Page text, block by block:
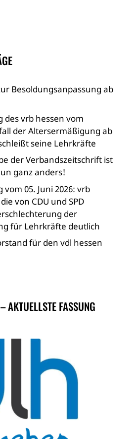
Besoldungsanpassung ab
des vrb hessen vom
der Altersermäßigung ab
seine Lehrkräfte
der Verbandszeitschrift ist
ganz anders!
05. Juni 2026: vrb
von CDU und SPD
der
für Lehrkräfte deutlich
für den vdl hessen
AKTUELLSTE FASSUNG